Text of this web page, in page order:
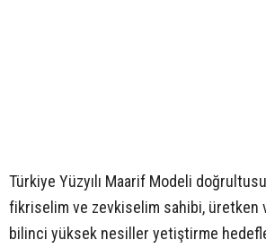
Türkiye Yüzyılı Maarif Modeli
fikriselim ve zevkiselim sahibi, üretken
bilinci yüksek nesiller yetiştirme